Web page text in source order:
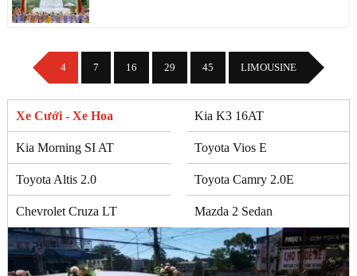
4 7 16 29 45 LIMOUSINE
Xe Cưới - Xe Hoa Kia K3 16AT
Kia Morning SI AT Toyota Vios E
Toyota Altis 2.0 Toyota Camry 2.0E
Chevrolet Cruza LT Mazda 2 Sedan